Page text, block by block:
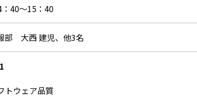
40～15：40
部 大西 建児、他3名
トウェア品質